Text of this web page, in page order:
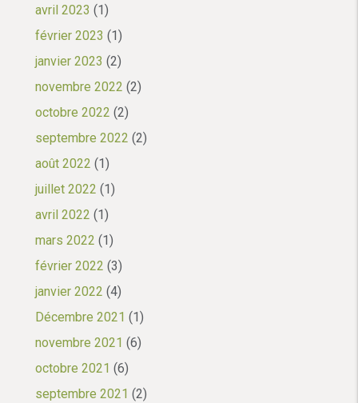
avril 2023 (1)
février 2023 (1)
janvier 2023 (2)
novembre 2022 (2)
octobre 2022 (2)
septembre 2022 (2)
août 2022 (1)
juillet 2022 (1)
avril 2022 (1)
mars 2022 (1)
février 2022 (3)
janvier 2022 (4)
Décembre 2021 (1)
novembre 2021 (6)
octobre 2021 (6)
septembre 2021 (2)